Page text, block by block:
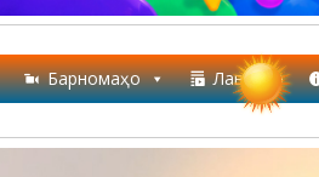
Барномаҳо Лавҳаҳо